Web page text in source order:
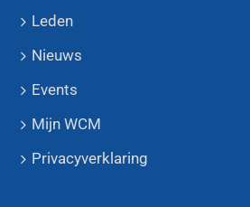
Leden
Nieuws
Events
Mijn WCM
Privacyverklaring